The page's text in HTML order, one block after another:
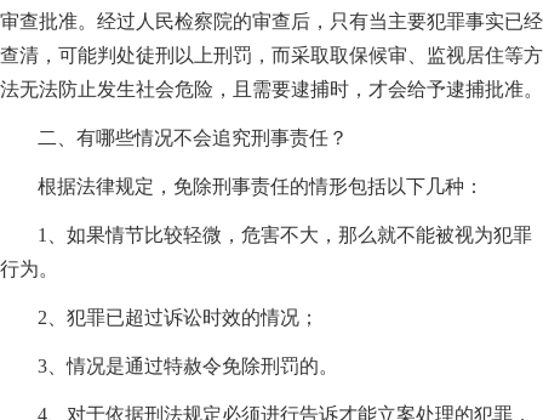
审查批准。经过人民检察院的审查后，只有当主要犯罪事实已经
查清，可能判处徒刑以上刑罚，而采取取保候审、监视居住等方
法无法防止发生社会危险，且需要逮捕时，才会给予逮捕批准。
二、有哪些情况不会追究刑事责任？
根据法律规定，免除刑事责任的情形包括以下几种：
1、如果情节比较轻微，危害不大，那么就不能被视为犯罪
行为。
2、犯罪已超过诉讼时效的情况；
3、情况是通过特赦令免除刑罚的。
4、对于依据刑法规定必须进行告诉才能立案处理的犯罪，